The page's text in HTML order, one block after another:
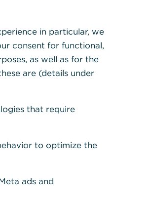
in particular, we
consent for functional,
as well as for the
are (details under
that require
to optimize the
ads and